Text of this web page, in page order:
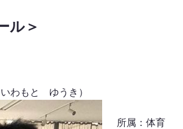
ル＞
わもと ゆうき）
所属：体育